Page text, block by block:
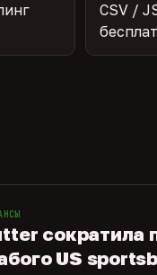
CSV /
сократила
US